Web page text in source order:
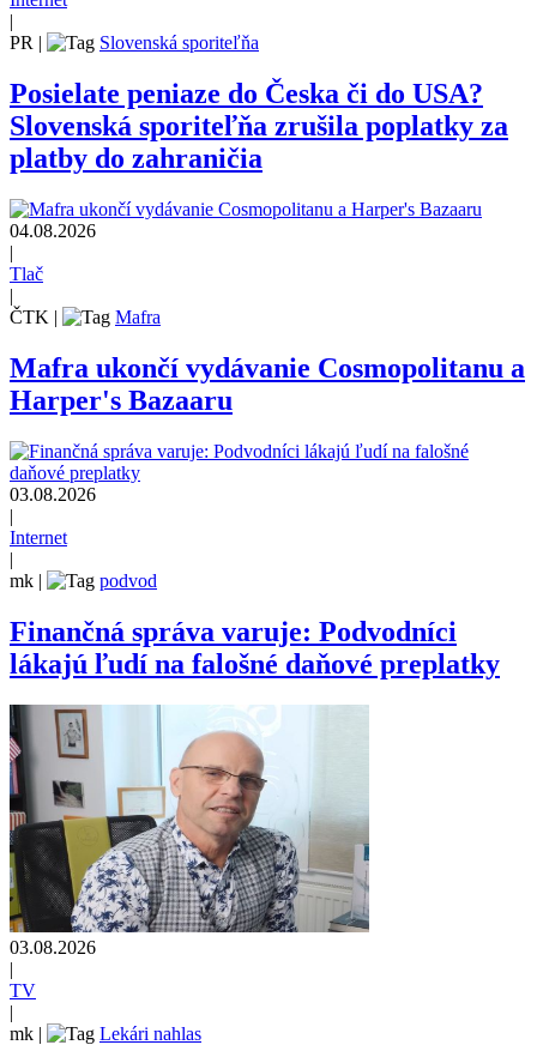
PR
Slovenská sporiteľňa
Posielate peniaze do Česka či do USA?
Slovenská sporiteľňa zrušila poplatky za
platby do zahraničia
04.08.2026
|
Tlač
|
ČTK | Mafra
Mafra ukončí vydávanie Cosmopolitanu a
Harper's Bazaaru
03.08.2026
|
Internet
|
mk | podvod
Finančná správa varuje: Podvodníci
lákajú ľudí na falošné daňové preplatky
03.08.2026
|
TV
|
mk | Lekári nahlas